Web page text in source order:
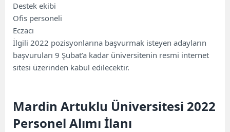
Destek ekibi
Ofis personeli
Eczacı
İlgili 2022 pozisyonlarına başvurmak isteyen adayların
başvuruları 9 Şubat’a kadar üniversitenin resmi internet
sitesi üzerinden kabul edilecektir.
Mardin Artuklu Üniversitesi 2022
Personel Alımı İlanı